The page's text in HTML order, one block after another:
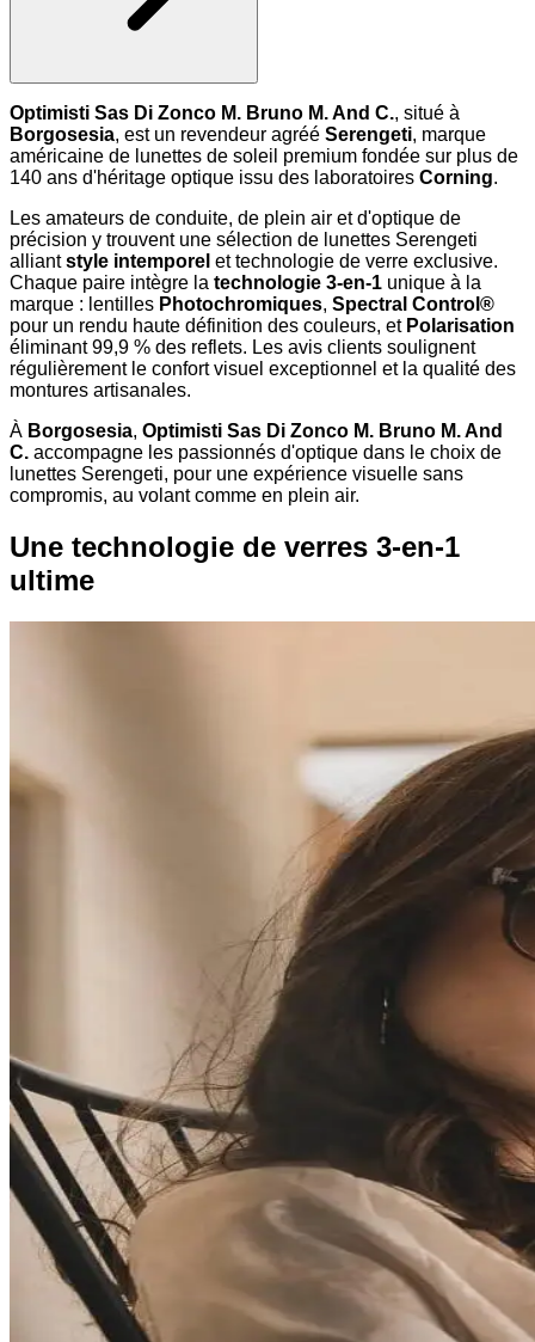
Optimisti Sas Di Zonco M. Bruno M. And C., situé à
Borgosesia, est un revendeur agréé Serengeti, marque
américaine de lunettes de soleil premium fondée sur plus de
140 ans d'héritage optique issu des laboratoires Corning.
Les amateurs de conduite, de plein air et d'optique de
précision y trouvent une sélection de lunettes Serengeti
alliantstyle intemporel et technologie de verre exclusive.
Chaque paire intègre la technologie 3-en-1 unique à la
marque : lentilles Photochromiques, Spectral Control®
pour un rendu haute définition des couleurs, et Polarisation
éliminant 99,9 % des reflets. Les avis clients soulignent
régulièrement le confort visuel exceptionnel et la qualité des
montures artisanales.
À Borgosesia, Optimisti Sas Di Zonco M. Bruno M. And
C. accompagne les passionnés d'optique dans le choix de
lunettes Serengeti, pour une expérience visuelle sans
compromis, au volant comme en plein air.
Une technologie de verres 3-en-1
ultime